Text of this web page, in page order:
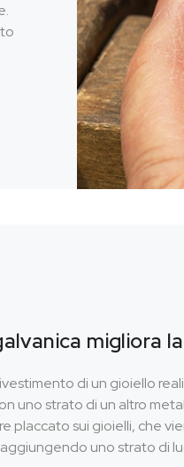
migliora
di un gioiello
uno strato di un altro
placcato sui gioielli, che
uno strato di